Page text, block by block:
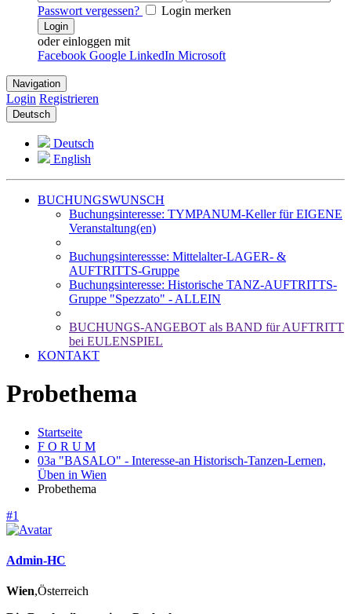
Passwort vergessen? Login merken
Login
oder einloggen mit
Facebook Google LinkedIn Microsoft
Navigation
Login Registrieren
Deutsch
Deutsch
English
BUCHUNGSWUNSCH
Buchungsinteresse: TYMPANUM-Keller für EIGENE
Veranstaltung(en)
Buchungsinteressse: Mittelalter-LAGER- &
AUFTRITTS-Gruppe
Buchungsinteresse: Historische TANZ-AUFTRITTS-
Gruppe "Spezzato" - ALLEIN
BUCHUNGS-ANGEBOT als BAND für AUFTRITT
bei EULENSPIEL
KONTAKT
Probethema
Startseite
F O R U M
03a "BASALO" - Interesse-an Historisch-Tanzen-Lernen,
Üben in Wien
Probethema
#1
Admin-HC
Wien,Österreich